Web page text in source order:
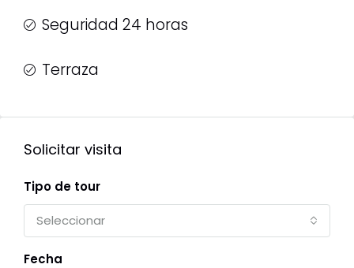
Seguridad 24 horas
Terraza
Solicitar visita
Tipo de tour
Seleccionar
Fecha